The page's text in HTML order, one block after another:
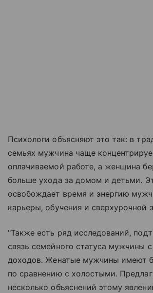
Психологи объясняют это так: в
семьях мужчина чаще
оплачиваемой работе, а женщина
больше ухода за домом и детьми.
освобождает время и энергию
карьеры, обучения и сверхурочной
"Также есть ряд исследований,
связь семейного статуса мужчины
доходов. Женатые мужчины имеют
по сравнению с холостыми.
несколько объяснений этому